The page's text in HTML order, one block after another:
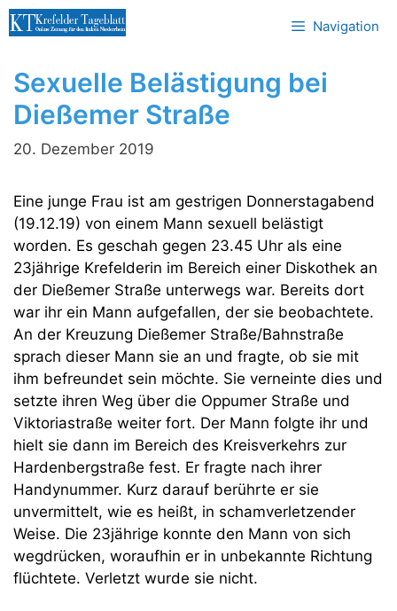
Zum
Inhalt
Navigation
Sexuelle Belästigung bei
Dießemer Straße
20. Dezember 2019
Eine junge Frau ist am gestrigen Donnerstagabend
(19.12.19) von einem Mann sexuell belästigt
worden. Es geschah gegen 23.45 Uhr als eine
23jährige Krefelderin im Bereich einer Diskothek an
der Dießemer Straße unterwegs war. Bereits dort
war ihr ein Mann aufgefallen, der sie beobachtete.
An der Kreuzung Dießemer Straße/Bahnstraße
sprach dieser Mann sie an und fragte, ob sie mit
ihm befreundet sein möchte. Sie verneinte dies und
setzte ihren Weg über die Oppumer Straße und
Viktoriastraße weiter fort. Der Mann folgte ihr und
hielt sie dann im Bereich des Kreisverkehrs zur
Hardenbergstraße fest. Er fragte nach ihrer
Handynummer. Kurz darauf berührte er sie
unvermittelt, wie es heißt, in schamverletzender
Weise. Die 23jährige konnte den Mann von sich
wegdrücken, woraufhin er in unbekannte Richtung
flüchtete. Verletzt wurde sie nicht.